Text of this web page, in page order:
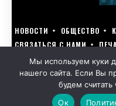
НОВОСТИ ОБЩЕСТВО
СВЯЗАТЬСЯ С НАМИ
ГОЛОСУЙ ЗА
GOLOS-NAZRANI.RU ВСЕ
ПОЛИТИКА
Мы используем куки
нашего сайта. Если Вы
будем считать
Ок